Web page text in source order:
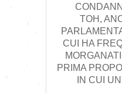
TOH,
CUI HA
PRIMA
IN CUI